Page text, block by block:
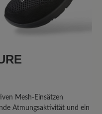
Mesh-Einsätzen
Atmungsaktivität und ein